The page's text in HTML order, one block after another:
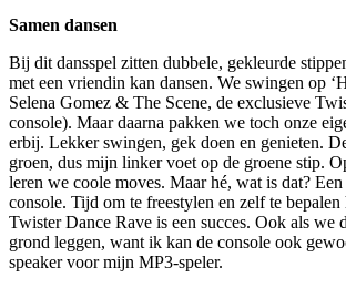
Samen dansen
Bij dit dansspel zitten dubbele, gekleurde
met een vriendin kan dansen. We swingen op
Selena Gomez & The Scene, de exclusieve
console). Maar daarna pakken we toch onze
erbij. Lekker swingen, gek doen en genieten.
groen, dus mijn linker voet op de groene stip.
leren we coole moves. Maar hé, wat is dat?
console. Tijd om te freestylen en zelf te bepalen
Twister Dance Rave is een succes. Ook als we
grond leggen, want ik kan de console ook
speaker voor mijn MP3-speler.